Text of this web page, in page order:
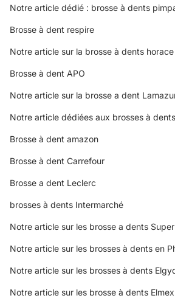
Notre article dédié : brosse à dents
Brosse à dent respire
Notre article sur la brosse à dents horace
Brosse à dent APO
Notre article sur la brosse a dent
Notre article dédiées aux brosses à
Brosse à dent amazon
Brosse à dent Carrefour
Brosse a dent Leclerc
brosses à dents Intermarché
Notre article sur les brosse a dents
Notre article sur les brosses à dents en
Notre article sur les brosses à dents
Notre article sur les brosse à dents Elmex